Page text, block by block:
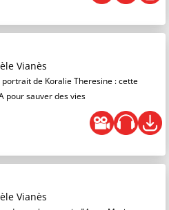
Vianès
de Koralie Theresine : cette
pour sauver des vies
Vianès